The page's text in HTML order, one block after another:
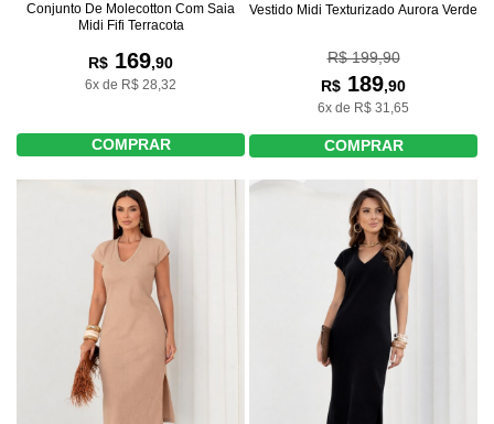
Conjunto De Molecotton Com Saia
Midi Fifi Terracota
R$ 169,90
6x de R$ 28,32
COMPRAR
Vestido Midi Texturizado Aurora Verde
R$ 199,90
R$ 189,90
6x de R$ 31,65
COMPRAR